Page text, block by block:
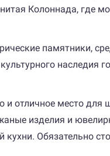
Колоннада, где
памятники,
наследия
отличное место
изделия и
Обязательно